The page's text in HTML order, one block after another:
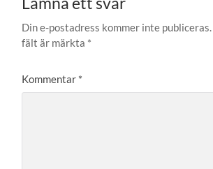
Din e-postadress kommer inte publiceras.
fält är märkta *
Kommentar *